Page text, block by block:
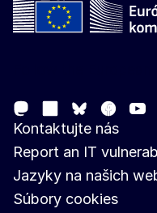
MastodonLinkedIn
Bluesky
Kontaktujte nás
Report an IT
Jazyky na našich
Súbory cookies